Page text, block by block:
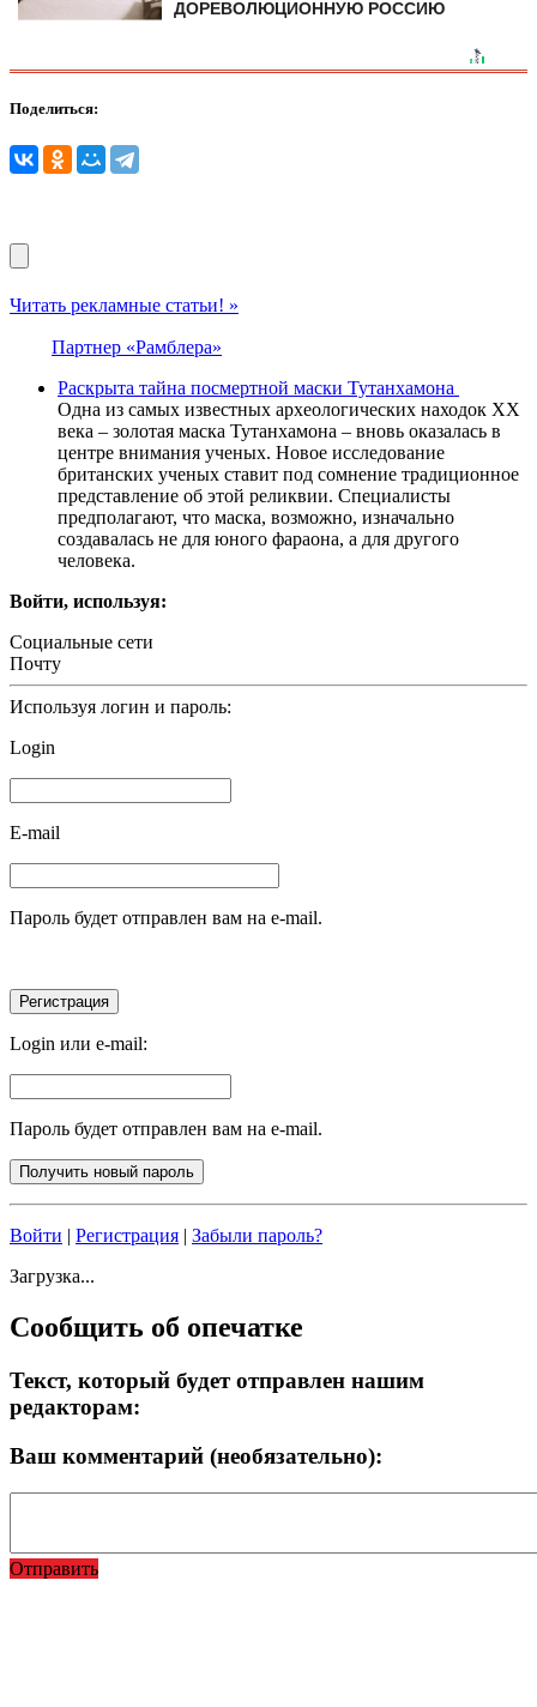
ДОРЕВОЛЮЦИОННУЮ РОССИЮ
Поделиться:
Читать рекламные статьи! »
Партнер «Рамблера»
Раскрыта тайна посмертной маски Тутанхамона
Одна из самых известных археологических находок XX
века – золотая маска Тутанхамона – вновь оказалась в
центре внимания ученых. Новое исследование
британских ученых ставит под сомнение традиционное
представление об этой реликвии. Специалисты
предполагают, что маска, возможно, изначально
создавалась не для юного фараона, а для другого
человека.
Войти, используя:
Социальные сети
Почту
Используя логин и пароль:
Login
E-mail
Пароль будет отправлен вам на e-mail.
Login или e-mail:
Пароль будет отправлен вам на e-mail.
Войти | Регистрация | Забыли пароль?
Загрузка...
Сообщить об опечатке
Текст, который будет отправлен нашим
редакторам:
Ваш комментарий (необязательно):
Отправить